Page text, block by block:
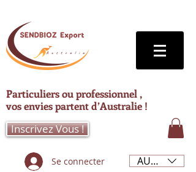
Particuliers ou professionnel ,
vos envies partent d’Australie !
Inscrivez Vous !
Se connecter AUD (AU$)